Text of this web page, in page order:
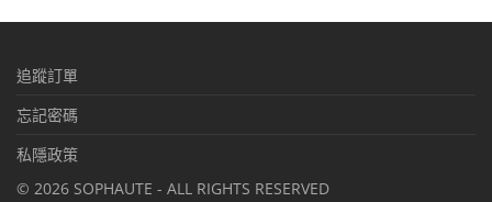
multiple
The
options
variants.
追蹤訂單
忘記密碼
私隱政策
© 2026 SOPHAUTE - ALL RIGHTS RESERVED